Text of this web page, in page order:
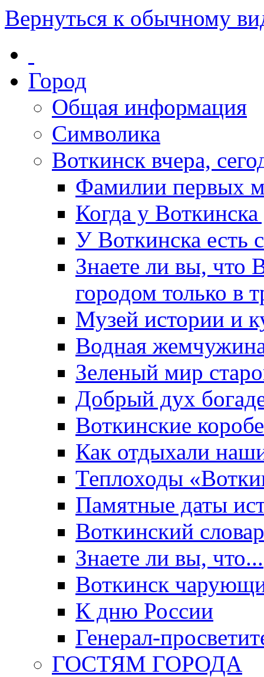
Вернуться к обычному
Город
Общая информация
Символика
Воткинск вчера,
Фамилии первых
Когда у
У Воткинска есть
Знаете ли вы, что
городом только в
Музей истории и
Водная
Зеленый мир
Добрый дух
Воткинские
Как отдыхали
Теплоходы
Памятные даты
Воткинский
Знаете ли вы, что...
Воткинск
К дню России
Генерал-
ГОСТЯМ ГОРОДА